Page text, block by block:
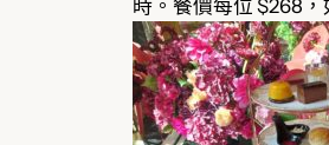
時。餐價每位 $268